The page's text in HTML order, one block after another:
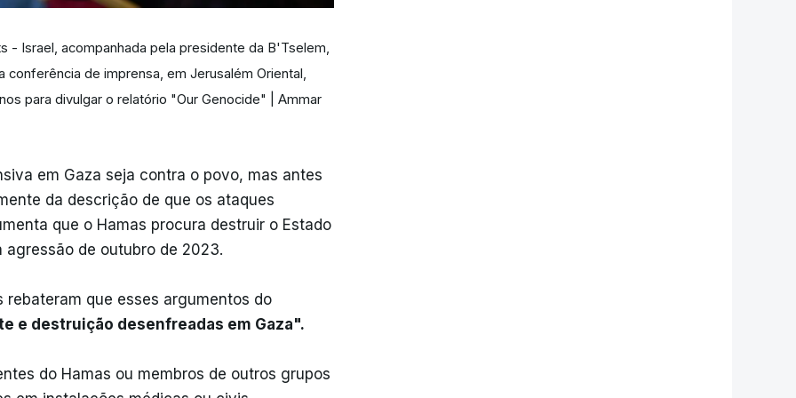
- Israel, acompanhada pela presidente da B'Tselem,
de imprensa, em Jerusalém Oriental,
para divulgar o relatório "Our Genocide" | Ammar
em Gaza seja contra o povo, mas antes
da descrição de que os ataques
que o Hamas procura destruir o Estado
de outubro de 2023.
rebateram que esses argumentos do
e destruição desenfreadas em Gaza".
do Hamas ou membros de outros grupos